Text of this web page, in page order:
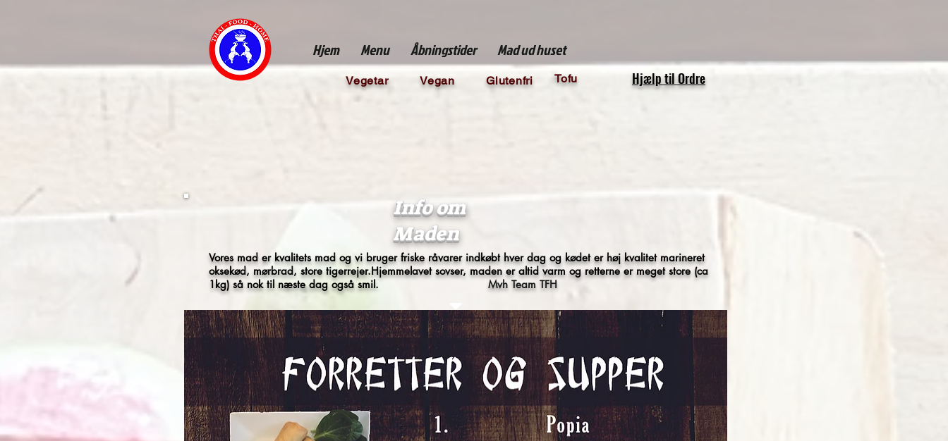
Hjem Menu Åbningstider Mad ud huset
Vegan Glutenfri Tofu Hjælp til Ordre
Vegetar
Info om
Maden
Vores mad er kvalitets mad og vi bruger friske råvarer indkøbt hver dag og kødet er høj kvalitet marineret
oksekød, mørbrad, store tigerrejer.Hjemmelavet sovser, maden er altid varm og retterne er meget store (ca
1kg) så nok til næste dag også smil.
Mvh Team TFH